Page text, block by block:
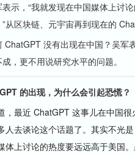
示，“我就发现在中国媒体上讨
从区块链、元宇宙再到现在的
ChatGPT 没有出现在中国？吴军
成，更不用说研究水平的问题。
的出现，为什么会引起恐慌？
最近 ChatGPT 这事儿在中国很
人去谈论这个话题了。其实不光
体上讨论的热度要远远高于美国